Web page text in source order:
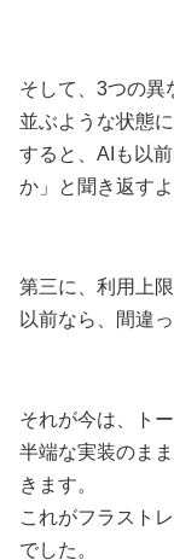
そして、3つの異
並ぶような状態に
すると、AIも以
か」と聞き返す
第三に、利用上限
以前なら、間違
それが今は、ト
半端な実装のま
きます。
これがフラスト
でした。